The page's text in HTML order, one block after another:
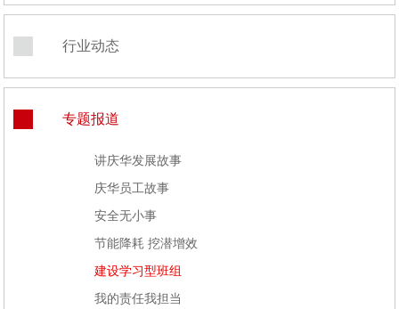
行业动态
专题报道
讲庆华发展故事
庆华员工故事
安全无小事
节能降耗 挖潜增效
建设学习型班组
我的责任我担当